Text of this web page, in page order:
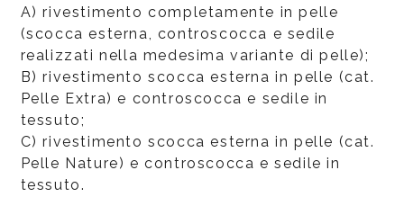
A) rivestimento completamente in pelle
(scocca esterna, controscocca e sedile
realizzati nella medesima variante di pelle);
B) rivestimento scocca esterna in pelle (cat.
Pelle Extra) e controscocca e sedile in
tessuto;
C) rivestimento scocca esterna in pelle (cat.
Pelle Nature) e controscocca e sedile in
tessuto.